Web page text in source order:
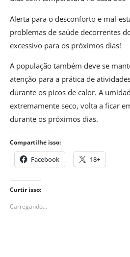
Alerta para o desconforto e mal-
problemas de saúde decorrentes
excessivo para os próximos dias!
A população também deve se
atenção para a prática de
durante os picos de calor. A
extremamente seco, volta a ficar
durante os próximos dias.
Compartilhe isso:
Facebook 18+
Curtir isso:
Carregando...